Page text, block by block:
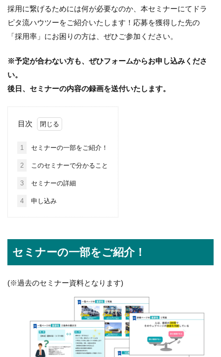
採用に繋げるためには何が必要なのか、本セミナーにてドラ
ピタ流ハウツーをご紹介いたします！応募を獲得した先の
「採用率」にお困りの方は、ぜひご参加ください。
※予定が合わない方も、ぜひフォームからお申し込みくださ
い。
後日、セミナーの内容の録画を送付いたします。
目次
1 セミナーの一部をご紹介！
2 このセミナーで分かること
3 セミナーの詳細
4 申し込み
セミナーの一部をご紹介！
(※過去のセミナー資料となります)